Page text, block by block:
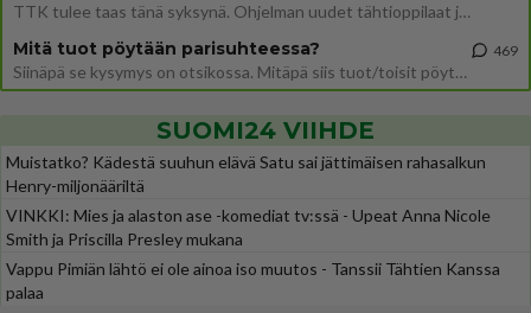
TTK tulee taas tänä syksynä. Ohjelman uudet tähtioppilaat julkistetaan torstaina 6. elokuuta klo 14 alkavassa lehdistö
Mitä tuot pöytään parisuhteessa?
Siinäpä se kysymys on otsikossa. Mitäpä siis tuot/toisit pöytään parisuhteessa? Oletko mies vai nainen? Koetko sen mitä
469
SUOMI24 VIIHDE
Muistatko? Kädestä suuhun elävä Satu sai jättimäisen rahasalkun
Henry-miljonääriltä
VINKKI: Mies ja alaston ase -komediat tv:ssä - Upeat Anna Nicole
Smith ja Priscilla Presley mukana
Vappu Pimiän lähtö ei ole ainoa iso muutos - Tanssii Tähtien Kanssa
palaa